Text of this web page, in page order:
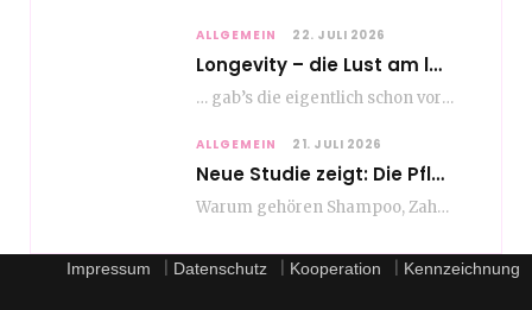
ALLGEMEIN 22. JULI 2026
Longevity – die Lust am langen Leben
… gab’s die eigentlich schon vor Erfindung des ultimativen Trends? Keine Ahnung – ich glaube,…
ALLGEMEIN 21. JULI 2026
Neue Studie zeigt: Die Pflegeroutine gibt dem Alltag Struktur
Warum gehören Shampoo, Zahnpasta oder Gesichtscreme für die meisten Menschen in Europa ganz selbstverständlich zum…
Impressum Datenschutz Kooperation Kennzeichnung